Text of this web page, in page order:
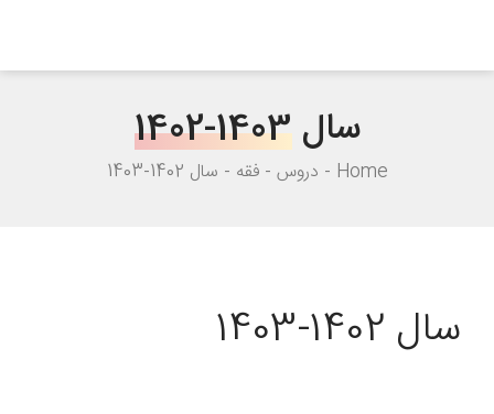
سال1402-1403
Home دروس فقه سال 1402-1403
سال 1402-1403